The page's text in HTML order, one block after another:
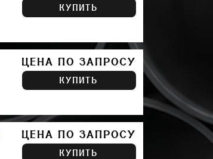
КУПИТЬ
ЦЕНА ПО ЗАПРОСУ
КУПИТЬ
ЦЕНА ПО ЗАПРОСУ
КУПИТЬ